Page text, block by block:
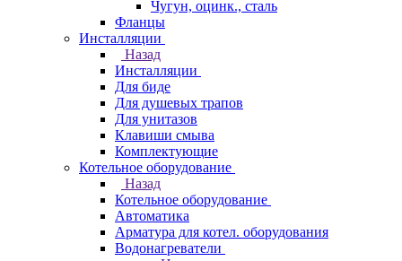
Чугун, оцинк., сталь
Фланцы
Инсталляции
Назад
Инсталляции
Для биде
Для душевых трапов
Для унитазов
Клавиши смыва
Комплектующие
Котельное оборудование
Назад
Котельное оборудование
Автоматика
Арматура для котел. оборудования
Водонагреватели